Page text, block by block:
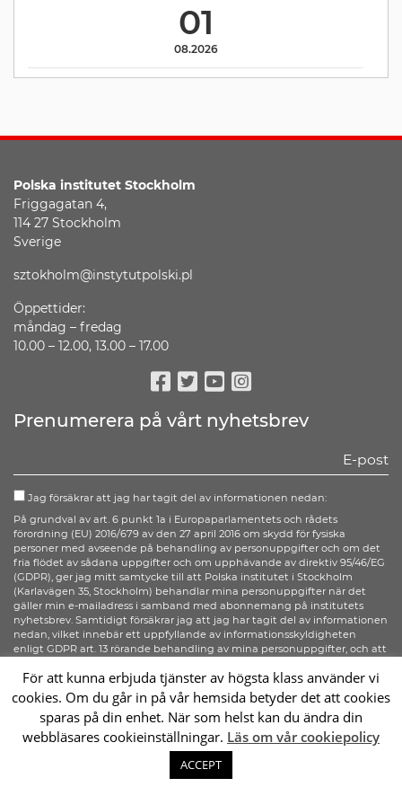
01
08.2026
Polska institutet Stockholm
Friggagatan 4,
114 27 Stockholm
Sverige
sztokholm@instytutpolski.pl
Öppettider:
måndag – fredag
10.00 – 12.00, 13.00 – 17.00
Facebook
TwitterYoutube
Instagram
Prenumerera på vårt nyhetsbrev
Jag försäkrar att jag har tagit del av informationen nedan:
På grundval av art. 6 punkt 1a i Europaparlamentets och rådets
förordning (EU) 2016/679 av den 27 april 2016 om skydd för fysiska
personer med avseende på behandling av personuppgifter och om det
fria flödet av sådana uppgifter och om upphävande av direktiv 95/46/EG
(GDPR), ger jag mitt samtycke till att Polska institutet i Stockholm
(Karlavägen 35, Stockholm) behandlar mina personuppgifter när det
gäller min e-mailadress i samband med abonnemang på institutets
nyhetsbrev. Samtidigt försäkrar jag att jag har tagit del av informationen
nedan, vilket innebär ett uppfyllande av informationsskyldigheten
enligt GDPR art. 13 rörande behandling av mina personuppgifter, och att
Anmäl dig
2026 © Instytut Polski w Sztokholmie | Wykonanie:
För att kunna erbjuda tjänster av högsta klass använder vi
cookies. Om du går in på vår hemsida betyder det att cookies
sparas på din enhet. När som helst kan du ändra din
webbläsares cookieinställningar. Läs om vår cookiepolicy
ACCEPT